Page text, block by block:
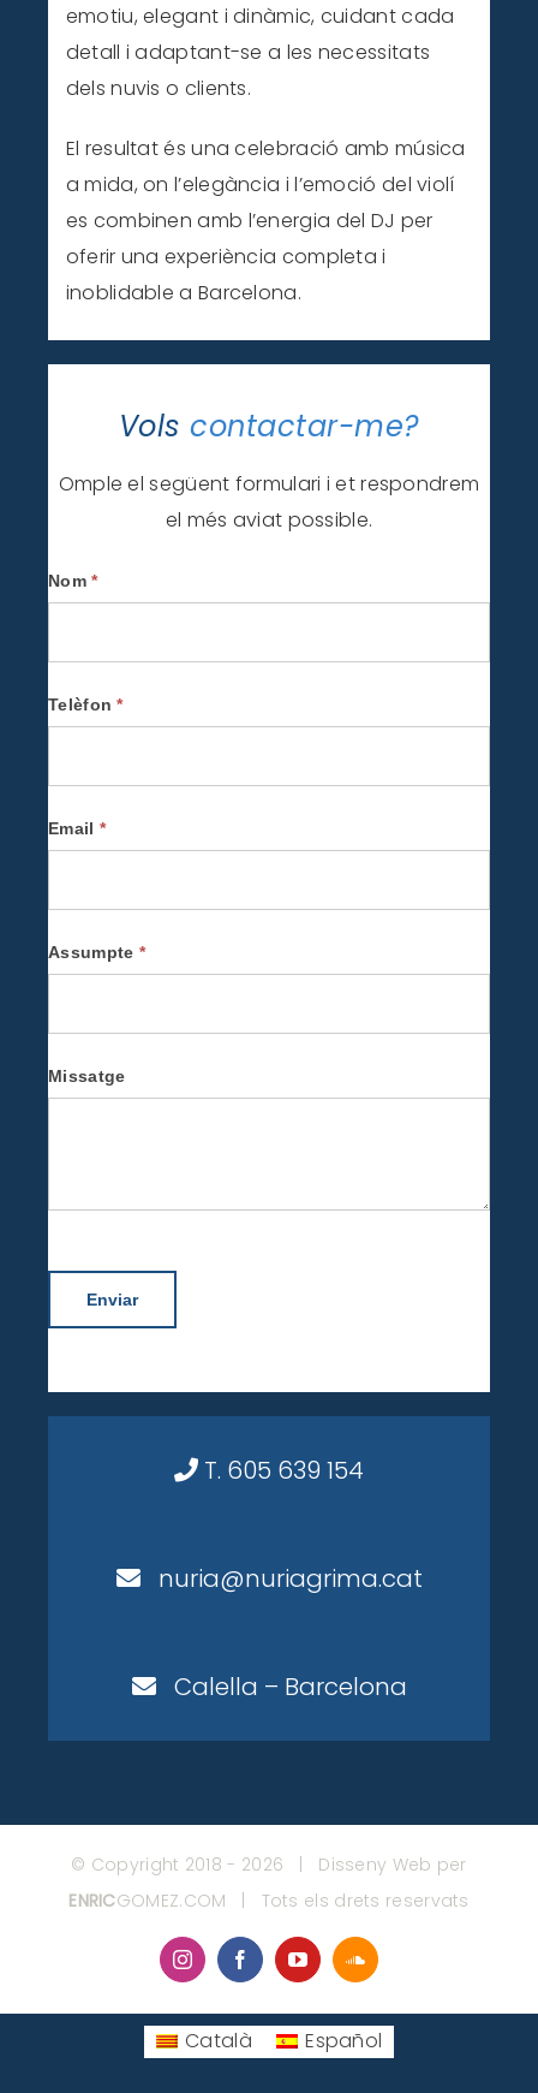
emotiu, elegant i dinàmic, cuidant cada
detall i adaptant-se a les necessitats
dels nuvis o clients.
El resultat és una celebració amb música
a mida, on l’elegància i l’emoció del violí
es combinen amb l’energia del DJ per
oferir una experiència completa i
inoblidable a Barcelona.
Vols contactar-me?
Omple el següent formulari i et respondrem
el més aviat possible.
Contactar
Nom*
Telèfon*
Email *
Assumpte *
Missatge
Enviar
T. 605 639 154
nuria@nuriagrima.cat
Calella – Barcelona
© Copyright 2018 - 2026 | Disseny Web per
ENRICGOMEZ.COM | Tots els drets reservats
InstagramFacebookYouTubeSoundCloud
Català Español